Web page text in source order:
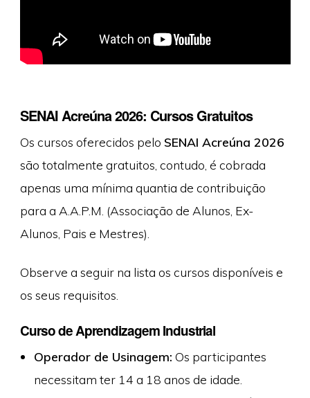
SENAI Acreúna 2026: Cursos Gratuitos
Os cursos oferecidos pelo SENAI Acreúna 2026
são totalmente gratuitos, contudo, é cobrada
apenas uma mínima quantia de contribuição
para a A.A.P.M. (Associação de Alunos, Ex-
Alunos, Pais e Mestres).
Observe a seguir na lista os cursos disponíveis e
os seus requisitos.
Curso de Aprendizagem Industrial
Operador de Usinagem: Os participantes
necessitam ter 14 a 18 anos de idade.